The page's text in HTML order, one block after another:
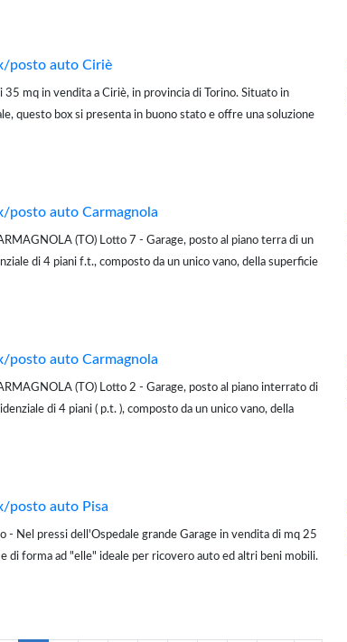
posto auto Ciriè
35 mq in vendita a Ciriè, in provincia di Torino. Situato in
questo box si presenta in buono stato e offre una soluzione
un posto sicuro per parcheggiare la propria auto o per
posto auto Carmagnola
(TO) Lotto 7 - Garage, posto al piano terra di un
di 4 piani f.t., composto da un unico vano, della superficie
altezza di 3 mt.
posto auto Carmagnola
(TO) Lotto 2 - Garage, posto al piano interrato di
di 4 piani ( p.t. ), composto da un unico vano, della
di 11mq ed avente altezza di 2,40 mt.
posto auto Pisa
- Nel pressi dell'Ospedale grande Garage in vendita di mq 25
di forma ad "elle" ideale per ricovero auto ed altri beni mobili.
manovra e con saracinesca nuova è posto al piano strada.